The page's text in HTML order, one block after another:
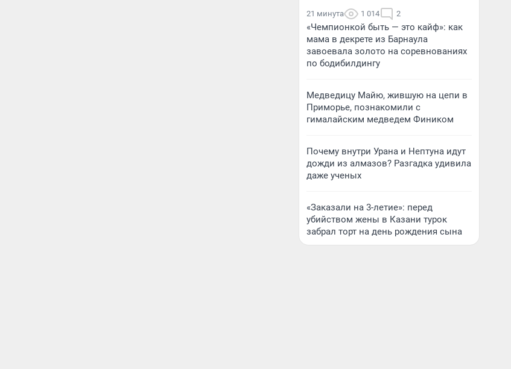
21 минута 1 014 2
«Чемпионкой быть — это кайф»: как
мама в декрете из Барнаула
завоевала золото на соревнованиях
по бодибилдингу
Медведицу Майю, жившую на цепи в
Приморье, познакомили с
гималайским медведем Фиником
Почему внутри Урана и Нептуна идут
дожди из алмазов? Разгадка удивила
даже ученых
«Заказали на 3-летие»: перед
убийством жены в Казани турок
забрал торт на день рождения сына